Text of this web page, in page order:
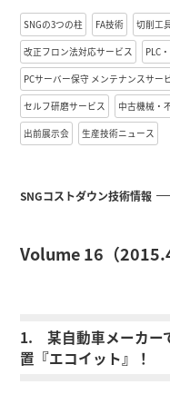
SNGの3つの柱 FA技術 切削工
改正フロン法対応サービス PLC
PCサーバー保守 メンテナンスサー
セルフ研磨サービス 中古機械・
出前展示会 生産技術ニュース
SNGコストダウン技術情報
Volume 16（2015.4
1. 某自動車メーカー
置『エコイット』！